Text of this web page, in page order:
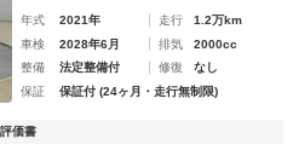
年式 2021年 走行
1.2万km
車検
2028年6月 排気
2000cc
整備
法定整備付 修復
なし
保証
保証付 (24ヶ月・走行無制限)
価書